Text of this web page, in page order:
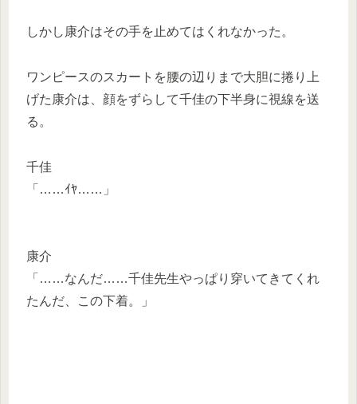
しかし康介はその手を止めてはくれなかった。
ワンピースのスカートを腰の辺りまで大胆に捲り上
げた康介は、顔をずらして千佳の下半身に視線を送
る。
千佳
「……ｲﾔ……」
康介
「……なんだ……千佳先生やっぱり穿いてきてくれ
たんだ、この下着。」